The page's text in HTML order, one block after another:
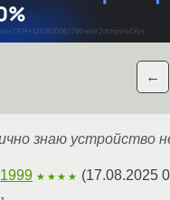
←
знаю устройство
★★★★ (17.08.2025